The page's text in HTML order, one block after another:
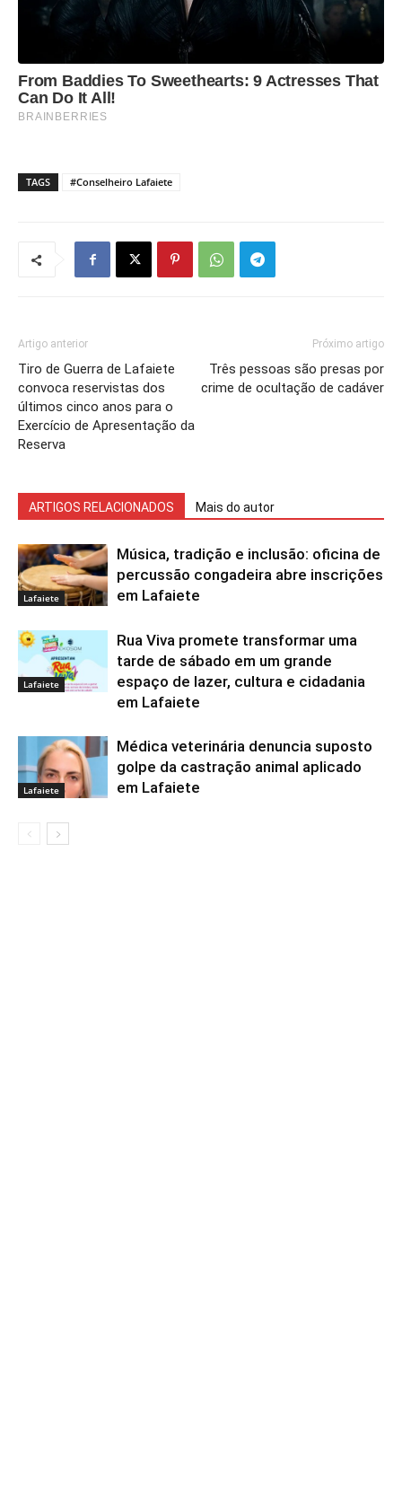
TAGS #Conselheiro Lafaiete
Artigo anterior
Tiro de Guerra de Lafaiete
convoca reservistas dos
últimos cinco anos para o
Exercício de Apresentação da
Reserva
Próximo artigo
Três pessoas são presas por
crime de ocultação de cadáver
ARTIGOS RELACIONADOS Mais do autor
Lafaiete
Música, tradição e inclusão: oficina de
percussão congadeira abre inscrições
em Lafaiete
Lafaiete
Rua Viva promete transformar uma
tarde de sábado em um grande
espaço de lazer, cultura e cidadania
em Lafaiete
Lafaiete
Médica veterinária denuncia suposto
golpe da castração animal aplicado
em Lafaiete